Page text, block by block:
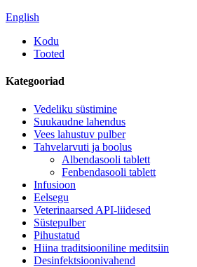
English
Kodu
Tooted
Kategooriad
Vedeliku süstimine
Suukaudne lahendus
Vees lahustuv pulber
Tahvelarvuti ja boolus
Albendasooli tablett
Fenbendasooli tablett
Infusioon
Eelsegu
Veterinaarsed API-liidesed
Süstepulber
Pihustatud
Hiina traditsiooniline meditsiin
Desinfektsioonivahend